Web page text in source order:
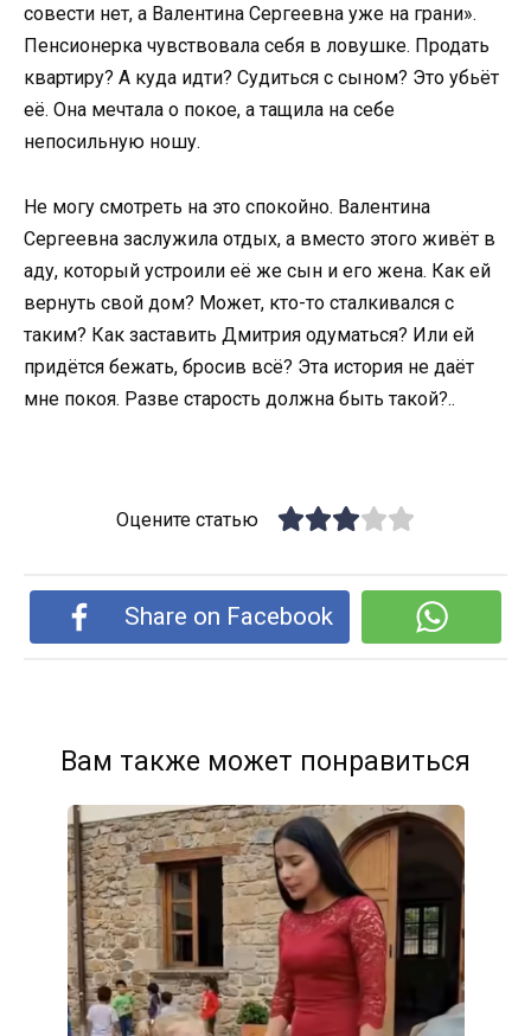
совести нет, а Валентина Сергеевна уже на грани».
Пенсионерка чувствовала себя в ловушке. Продать
квартиру? А куда идти? Судиться с сыном? Это убьёт
её. Она мечтала о покое, а тащила на себе
непосильную ношу.
Не могу смотреть на это спокойно. Валентина
Сергеевна заслужила отдых, а вместо этого живёт в
аду, который устроили её же сын и его жена. Как ей
вернуть свой дом? Может, кто-то сталкивался с
таким? Как заставить Дмитрия одуматься? Или ей
придётся бежать, бросив всё? Эта история не даёт
мне покоя. Разве старость должна быть такой?..
Оцените статью
Share on Facebook
Вам также может понравиться